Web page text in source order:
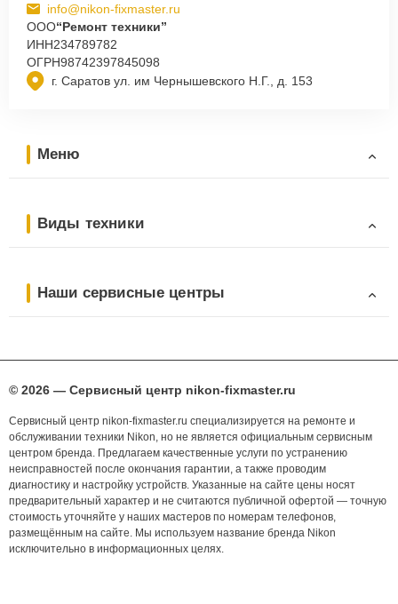
г. Саратов ул. им Чернышевского Н.Г., д. 153
info@nikon-fixmaster.ru
ООО“Ремонт техники”
ИНН234789782
ОГРН98742397845098
Меню
Виды техники
Наши сервисные центры
© 2026 — Сервисный центр nikon-fixmaster.ru
Сервисный центр nikon-fixmaster.ru специализируется на ремонте и
обслуживании техники Nikon, но не является официальным сервисным
центром бренда. Предлагаем качественные услуги по устранению
неисправностей после окончания гарантии, а также проводим
диагностику и настройку устройств. Указанные на сайте цены носят
предварительный характер и не считаются публичной офертой — точную
стоимость уточняйте у наших мастеров по номерам телефонов,
размещённым на сайте. Мы используем название бренда Nikon
исключительно в информационных целях.